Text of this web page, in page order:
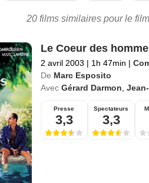
20 films similaires pour le
Le Coeur des
2 avril 2003 | 1h 47min |
De Marc Esposito
Avec Gérard Darmon
Presse
3,3
Spectateurs
3,3